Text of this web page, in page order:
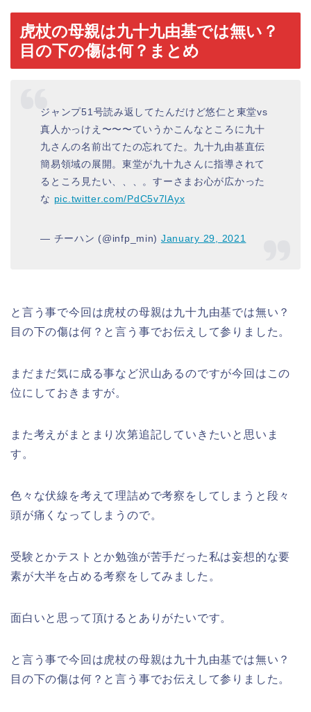
虎杖の母親は九十九由基では無い？
目の下の傷は何？まとめ
ジャンプ51号読み返してたんだけど悠仁と東堂vs
真人かっけえ〜〜〜ていうかこんなところに九十
九さんの名前出てたの忘れてた。九十九由基直伝
簡易領域の展開。東堂が九十九さんに指導されて
るところ見たい、、、。すーさまお心が広かった
な pic.twitter.com/PdC5v7lAyx
— チーハン (@infp_min) January 29, 2021
と言う事で今回は虎杖の母親は九十九由基では無い？
目の下の傷は何？と言う事でお伝えして参りました。
まだまだ気に成る事など沢山あるのですが今回はこの
位にしておきますが。
また考えがまとまり次第追記していきたいと思いま
す。
色々な伏線を考えて理詰めで考察をしてしまうと段々
頭が痛くなってしまうので。
受験とかテストとか勉強が苦手だった私は妄想的な要
素が大半を占める考察をしてみました。
面白いと思って頂けるとありがたいです。
と言う事で今回は虎杖の母親は九十九由基では無い？
目の下の傷は何？と言う事でお伝えして参りました。